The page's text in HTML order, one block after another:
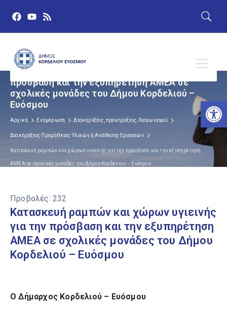
Κατασκευή ραμπών και χώρων υγιεινής για την
πρόσβαση και την εξυπηρέτηση ΑΜΕΑ σε
σχολικές μονάδες του Δήμου Κορδελιού –
Ευόσμου
Αρχική Ενημέρωση Διακηρύξεις, προκηρύξεις, διαγωνισμοί
Διακηρύξεις Προμήθειας Υλικών ή Ανάθεσης Εργασιών
Κατασκευή ραμπών και χώρων υγιεινής για την πρόσβαση και την εξυπηρέτηση
ΑΜΕΑ σε σχολικές μονάδες του Δήμου Κορδελιού – Ευόσμου
Προβολές: 232
Κατασκευή ραμπών και χώρων υγιεινής
για την πρόσβαση και την εξυπηρέτηση
ΑΜΕΑ σε σχολικές μονάδες του Δήμου
Κορδελιού – Ευόσμου
Ο Δήμαρχος Κορδελιού – Ευόσμου